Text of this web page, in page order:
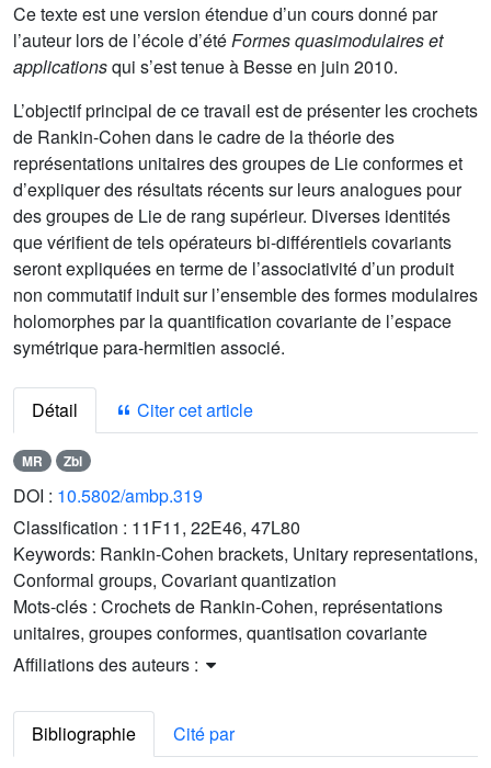
Ce texte est une version étendue d’un cours donné par
l’auteur lors de l’école d’étéFormes quasimodulaires et
applicationsqui s’est tenue à Besse en juin 2010.
L’objectif principal de ce travail est de présenter les crochets
de Rankin-Cohen dans le cadre de la théorie des
représentations unitaires des groupes de Lie conformes et
d’expliquer des résultats récents sur leurs analogues pour
des groupes de Lie de rang supérieur. Diverses identités
que vérifient de tels opérateurs bi-différentiels covariants
seront expliquées en terme de l’associativité d’un produit
non commutatif induit sur l’ensemble des formes modulaires
holomorphes par la quantification covariante de l’espace
symétrique para-hermitien associé.
Détail Citer cet article
MR Zbl
DOI : 10.5802/ambp.319
Classification : 11F11, 22E46, 47L80
Keywords: Rankin-Cohen brackets, Unitary representations,
Conformal groups, Covariant quantization
Mots-clés : Crochets de Rankin-Cohen, représentations
unitaires, groupes conformes, quantisation covariante
Affiliations des auteurs :
Bibliographie
Cité par